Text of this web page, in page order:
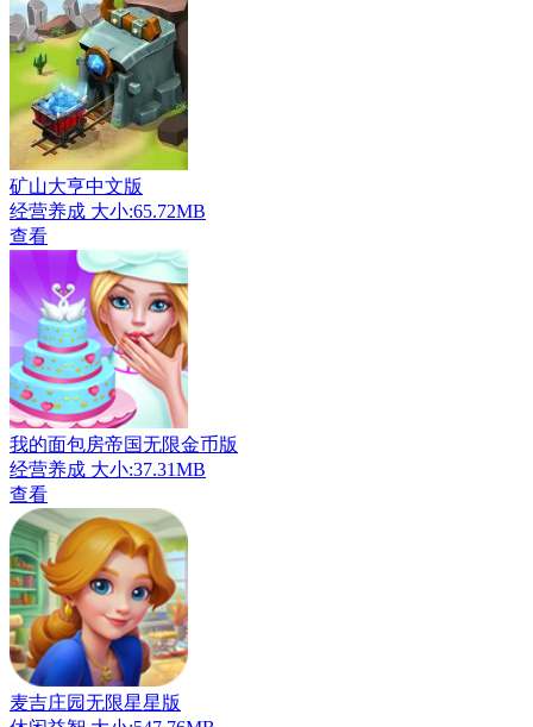
矿山大亨中文版
经营养成 大小:65.72MB
查看
我的面包房帝国无限金币版
经营养成 大小:37.31MB
查看
麦吉庄园无限星星版